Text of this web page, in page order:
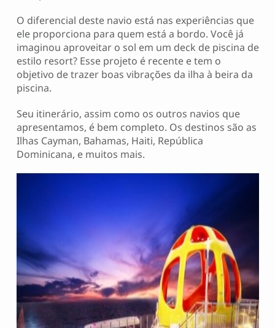
O diferencial deste navio está nas experiências que
ele proporciona para quem está a bordo. Você já
imaginou aproveitar o sol em um deck de piscina de
estilo resort? Esse projeto é recente e tem o
objetivo de trazer boas vibrações da ilha à beira da
piscina.
Seu itinerário, assim como os outros navios que
apresentamos, é bem completo. Os destinos são as
Ilhas Cayman, Bahamas, Haiti, República
Dominicana, e muitos mais.